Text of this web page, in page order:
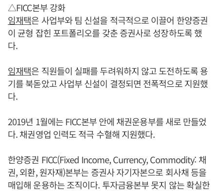
△FICC본부 강화
임재택은 사업부와 팀 신설을 적극적으로 이끌어 한양증권
이 균형 잡힌 포트폴리오를 갖춘 증권사로 성장하도록 했
다.
임재택은 직원들이 실패를 두려워하지 않고 도전하도록 용
기를 북돋았고 사업부 신설이 결정되면 전폭적으로 지원했
다.
2019년 1월에는 FICC본부 안에 채권운용부를 새로 만들었
다. 채권영업 인력도 적극 수혈해 지원했다.
한양증권 FICC(Fixed Income, Currency, Commodity: 채
권, 외환, 원자재)본부는 증권사 자기자본으로 회사채 등을
매입해 운용하는 조직이다. 투자금융본부 못지 않는 확실한